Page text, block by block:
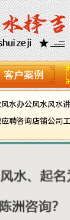
客户案例
水办公风水风水
聘咨询店铺公司